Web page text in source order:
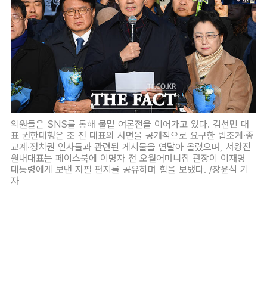
의원들은 SNS를 통해 물밑 여론전을 이어가고 있다. 김선민 대
표 권한대행은 조 전 대표의 사면을 공개적으로 요구한 법조계·종
교계·정치권 인사들과 관련된 게시물을 연달아 올렸으며, 서왕진
원내대표는 페이스북에 이명자 전 오월어머니집 관장이 이재명
대통령에게 보낸 자필 편지를 공유하며 힘을 보탰다. /장윤석 기
자